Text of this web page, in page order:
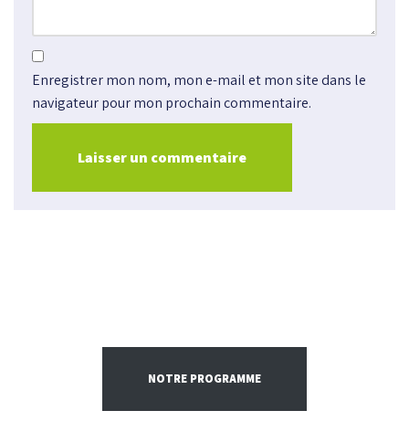
Enregistrer mon nom, mon e-mail et mon site dans le
navigateur pour mon prochain commentaire.
NOTRE PROGRAMME